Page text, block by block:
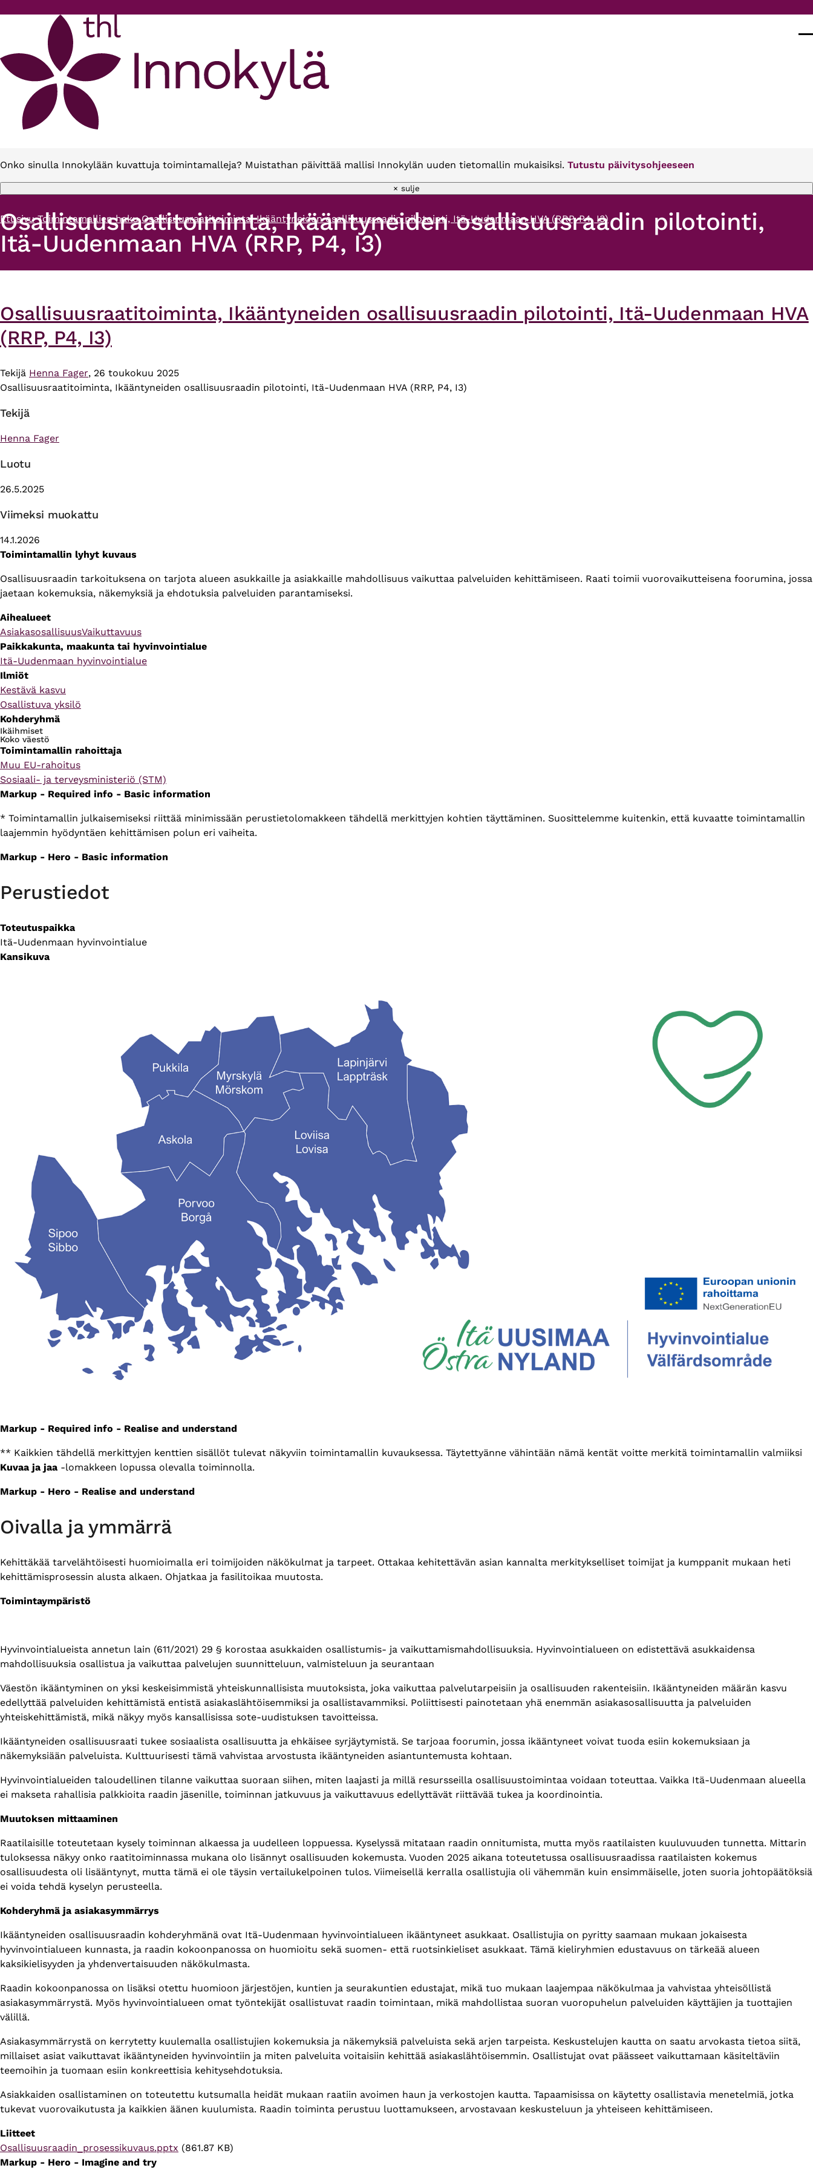
Onko sinulla Innokylään kuvattuja toimintamalleja? Muistathan päivittää mallisi Innokylän uuden tietomallin mukaisiksi. Tutustu päivitysohjeeseen
× sulje
Murupolku
Etusivu Toimintamallien haku Osallisuusraatitoiminta, Ikääntyneiden osallisuusraadin pilotointi, Itä-Uudenmaan HVA (RRP, P4, I3)
Osallisuusraatitoiminta, Ikääntyneiden osallisuusraadin pilotointi,
Itä-Uudenmaan HVA (RRP, P4, I3)
Osallisuusraatitoiminta, Ikääntyneiden osallisuusraadin pilotointi, Itä-Uudenmaan HVA
(RRP, P4, I3)
Tekijä Henna Fager, 26 toukokuu 2025
Osallisuusraatitoiminta, Ikääntyneiden osallisuusraadin pilotointi, Itä-Uudenmaan HVA (RRP, P4, I3)
Tekijä
Henna Fager
Luotu
26.5.2025
Viimeksi muokattu
14.1.2026
Toimintamallin lyhyt kuvaus
Osallisuusraadin tarkoituksena on tarjota alueen asukkaille ja asiakkaille mahdollisuus vaikuttaa palveluiden kehittämiseen. Raati toimii vuorovaikutteisena foorumina, jossa
jaetaan kokemuksia, näkemyksiä ja ehdotuksia palveluiden parantamiseksi.
Aihealueet
AsiakasosallisuusVaikuttavuus
Paikkakunta, maakunta tai hyvinvointialue
Itä-Uudenmaan hyvinvointialue
Ilmiöt
Kestävä kasvu
Osallistuva yksilö
Kohderyhmä
Ikäihmiset
Koko väestö
Toimintamallin rahoittaja
Muu EU-rahoitus
Sosiaali- ja terveysministeriö (STM)
Markup - Required info - Basic information
* Toimintamallin julkaisemiseksi riittää minimissään perustietolomakkeen tähdellä merkittyjen kohtien täyttäminen. Suosittelemme kuitenkin, että kuvaatte toimintamallin
laajemmin hyödyntäen kehittämisen polun eri vaiheita.
Markup - Hero - Basic information
Perustiedot
Toteutuspaikka
Itä-Uudenmaan hyvinvointialue
Kansikuva
Markup - Required info - Realise and understand
** Kaikkien tähdellä merkittyjen kenttien sisällöt tulevat näkyviin toimintamallin kuvauksessa. Täytettyänne vähintään nämä kentät voitte merkitä toimintamallin valmiiksi
Kuvaa ja jaa -lomakkeen lopussa olevalla toiminnolla.
Markup - Hero - Realise and understand
Oivalla ja ymmärrä
Kehittäkää tarvelähtöisesti huomioimalla eri toimijoiden näkökulmat ja tarpeet. Ottakaa kehitettävän asian kannalta merkitykselliset toimijat ja kumppanit mukaan heti
kehittämisprosessin alusta alkaen. Ohjatkaa ja fasilitoikaa muutosta.
Toimintaympäristö
Hyvinvointialueista annetun lain (611/2021) 29 § korostaa asukkaiden osallistumis- ja vaikuttamismahdollisuuksia. Hyvinvointialueen on edistettävä asukkaidensa
mahdollisuuksia osallistua ja vaikuttaa palvelujen suunnitteluun, valmisteluun ja seurantaan
Väestön ikääntyminen on yksi keskeisimmistä yhteiskunnallisista muutoksista, joka vaikuttaa palvelutarpeisiin ja osallisuuden rakenteisiin. Ikääntyneiden määrän kasvu
edellyttää palveluiden kehittämistä entistä asiakaslähtöisemmiksi ja osallistavammiksi. Poliittisesti painotetaan yhä enemmän asiakasosallisuutta ja palveluiden
yhteiskehittämistä, mikä näkyy myös kansallisissa sote-uudistuksen tavoitteissa.
Ikääntyneiden osallisuusraati tukee sosiaalista osallisuutta ja ehkäisee syrjäytymistä. Se tarjoaa foorumin, jossa ikääntyneet voivat tuoda esiin kokemuksiaan ja
näkemyksiään palveluista. Kulttuurisesti tämä vahvistaa arvostusta ikääntyneiden asiantuntemusta kohtaan.
Hyvinvointialueiden taloudellinen tilanne vaikuttaa suoraan siihen, miten laajasti ja millä resursseilla osallisuustoimintaa voidaan toteuttaa. Vaikka Itä-Uudenmaan alueella
ei makseta rahallisia palkkioita raadin jäsenille, toiminnan jatkuvuus ja vaikuttavuus edellyttävät riittävää tukea ja koordinointia.
Muutoksen mittaaminen
Raatilaisille toteutetaan kysely toiminnan alkaessa ja uudelleen loppuessa. Kyselyssä mitataan raadin onnitumista, mutta myös raatilaisten kuuluvuuden tunnetta. Mittarin
tuloksessa näkyy onko raatitoiminnassa mukana olo lisännyt osallisuuden kokemusta. Vuoden 2025 aikana toteutetussa osallisuusraadissa raatilaisten kokemus
osallisuudesta oli lisääntynyt, mutta tämä ei ole täysin vertailukelpoinen tulos. Viimeisellä kerralla osallistujia oli vähemmän kuin ensimmäiselle, joten suoria johtopäätöksiä
ei voida tehdä kyselyn perusteella.
Kohderyhmä ja asiakasymmärrys
Ikääntyneiden osallisuusraadin kohderyhmänä ovat Itä-Uudenmaan hyvinvointialueen ikääntyneet asukkaat. Osallistujia on pyritty saamaan mukaan jokaisesta
hyvinvointialueen kunnasta, ja raadin kokoonpanossa on huomioitu sekä suomen- että ruotsinkieliset asukkaat. Tämä kieliryhmien edustavuus on tärkeää alueen
kaksikielisyyden ja yhdenvertaisuuden näkökulmasta.
Raadin kokoonpanossa on lisäksi otettu huomioon järjestöjen, kuntien ja seurakuntien edustajat, mikä tuo mukaan laajempaa näkökulmaa ja vahvistaa yhteisöllistä
asiakasymmärrystä. Myös hyvinvointialueen omat työntekijät osallistuvat raadin toimintaan, mikä mahdollistaa suoran vuoropuhelun palveluiden käyttäjien ja tuottajien
välillä.
Asiakasymmärrystä on kerrytetty kuulemalla osallistujien kokemuksia ja näkemyksiä palveluista sekä arjen tarpeista. Keskustelujen kautta on saatu arvokasta tietoa siitä,
millaiset asiat vaikuttavat ikääntyneiden hyvinvointiin ja miten palveluita voitaisiin kehittää asiakaslähtöisemmin. Osallistujat ovat päässeet vaikuttamaan käsiteltäviin
teemoihin ja tuomaan esiin konkreettisia kehitysehdotuksia.
Asiakkaiden osallistaminen on toteutettu kutsumalla heidät mukaan raatiin avoimen haun ja verkostojen kautta. Tapaamisissa on käytetty osallistavia menetelmiä, jotka
tukevat vuorovaikutusta ja kaikkien äänen kuulumista. Raadin toiminta perustuu luottamukseen, arvostavaan keskusteluun ja yhteiseen kehittämiseen.
Liitteet
Tiedosto
Osallisuusraadin_prosessikuvaus.pptx (861.87 KB)
Markup - Hero - Imagine and try